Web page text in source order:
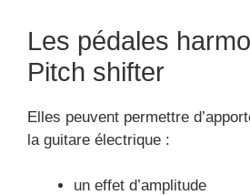
Les pédales
Pitch shifter
Elles peuvent permettre
la guitare électrique :
un effet d’amplitude